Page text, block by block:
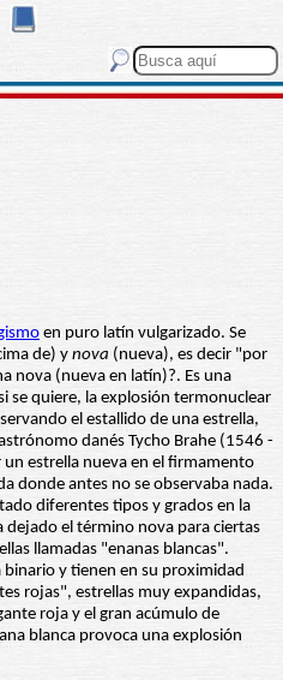
en puro latín vulgarizado. Se
de) y nova (nueva), es decir "por
nova (nueva en latín)?. Es una
se quiere, la explosión termonuclear
el estallido de una estrella,
danés Tycho Brahe (1546 -
estrella nueva en el firmamento
donde antes no se observaba nada.
diferentes tipos y grados en la
dejado el término nova para ciertas
llamadas "enanas blancas".
binario y tienen en su proximidad
rojas", estrellas muy expandidas,
roja y el gran acúmulo de
blanca provoca una explosión